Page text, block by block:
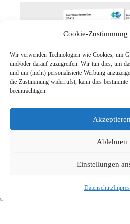
Cookie-Zustimmung
Wir verwenden Technologien wie Cookies, um
und/oder darauf zuzugreifen. Wir tun dies, um
und um (nicht) personalisierte Werbung
die Zustimmung widerrufst, kann dies
beeinträchtigen.
Akzeptieren
Ablehnen
Einstellungen
Datenschutz
Links
Suche